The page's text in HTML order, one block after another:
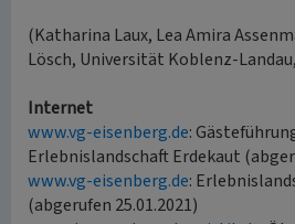
(Katharina Laux, Lea Amira
Lösch, Universität Koblenz-
Internet
www.vg-eisenberg.de:
Erlebnislandschaft Erdekaut
www.vg-eisenberg.de:
(abgerufen 25.01.2021)